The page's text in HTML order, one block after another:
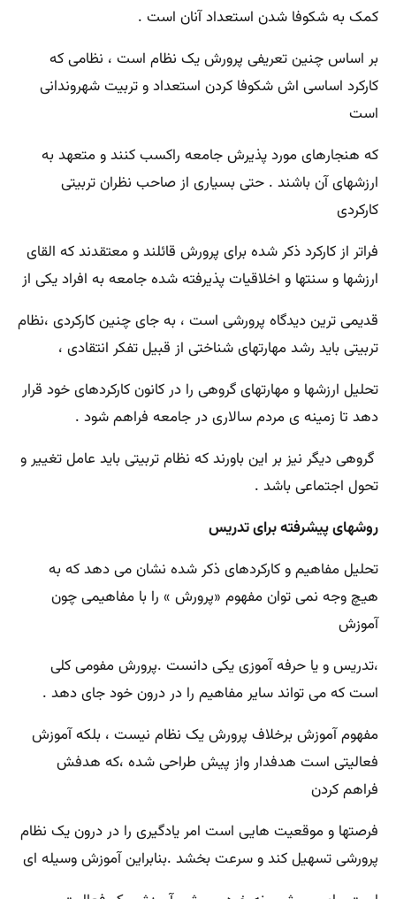
کمک به شکوفا شدن استعداد آنان است .
بر اساس چنین تعریفی پرورش یک نظام است ، نظامی که
کارکرد اساسی اش شکوفا کردن استعداد و تربیت شهروندانی
است
که هنجارهای مورد پذیرش جامعه راکسب کنند و متعهد به
ارزشهای آن باشند . حتی بسیاری از صاحب نظران تربیتی
کارکردی
فراتر از کارکرد ذکر شده برای پرورش قائلند و معتقدند که القای
ارزشها و سنتها و اخلاقیات پذیرفته شده جامعه به افراد یکی از
قدیمی ترین دیدگاه پرورشی است ، به جای چنین کارکردی ،نظام
تربیتی باید رشد مهارتهای شناختی از قبیل تفکر انتقادی ،
تحلیل ارزشها و مهارتهای گروهی را در کانون کارکردهای خود قرار
دهد تا زمینه ی مردم سالاری در جامعه فراهم شود .
گروهی دیگر نیز بر این باورند که نظام تربیتی باید عامل تغییر و
تحول اجتماعی باشد .
روشهای پیشرفته برای تدریس
تحلیل مفاهیم و کارکردهای ذکر شده نشان می دهد که به
هیچ وجه نمی توان مفهوم «پرورش » را با مفاهیمی چون
آموزش
،تدریس و یا حرفه آموزی یکی دانست .پرورش مفومی کلی
است که می تواند سایر مفاهیم را در درون خود جای دهد .
مفهوم آموزش برخلاف پرورش یک نظام نیست ، بلکه آموزش
فعالیتی است هدفدار واز پیش طراحی شده ،که هدفش
فراهم کردن
فرصتها و موقعیت هایی است امر یادگیری را در درون یک نظام
پرورشی تسهیل کند و سرعت بخشد .بنابراین آموزش وسیله ای